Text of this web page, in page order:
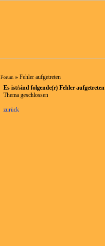
Forum » Fehler aufgetreten
Es ist/sind folgende(r) Fehler aufgetreten
Thema geschlossen
zurück